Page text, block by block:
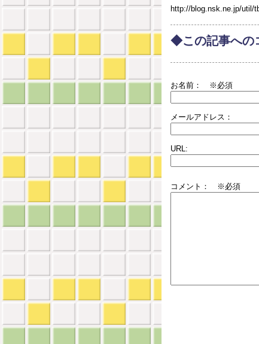
http://blog.nsk.ne.jp/util/
◆この記事への
お名前： ※必須
メールアドレス：
URL:
コメント： ※必須